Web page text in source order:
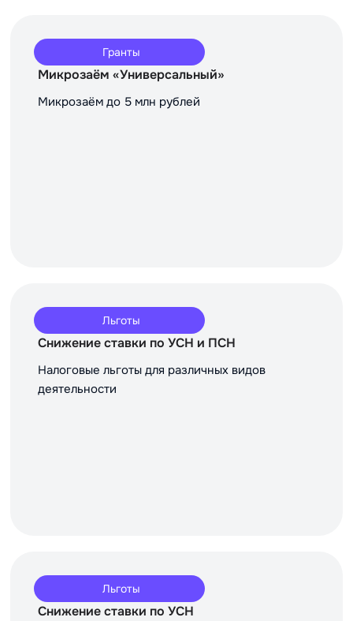
Гранты
Микрозаём «Универсальный»
Микрозаём до 5 млн рублей
Льготы
Снижение ставки по УСН и ПСН
Налоговые льготы для различных видов
деятельности
Льготы
Снижение ставки по УСН